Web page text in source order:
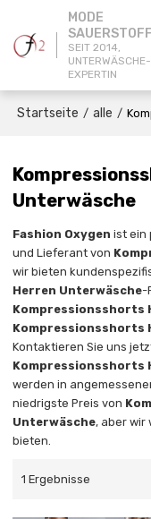
MODE
SAUERSTOFF
SEIT 2014,
UNTERWÄSCHE-
EXPERTIN
Startseite / alle /
Unterwäsche
Fashion Oxygen ist ein
und Lieferant von
wir bieten
Herren Unterwäsche-
Kompressionsshorts
Kompressionsshorts
Kontaktieren Sie uns
Kompressionsshorts
werden in
niedrigste Preis von
Unterwäsche, aber wir
bieten.
1 Ergebnisse